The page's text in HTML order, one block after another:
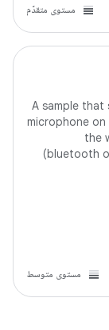
مستوى متقدّم
A sample that
microphone
the
(bluetooth
مستوى متوسط